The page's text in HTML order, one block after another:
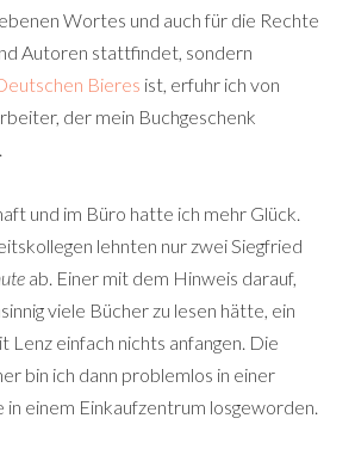
Wortes und auch für die Rechte
Autoren stattfindet, sondern
Bieres ist, erfuhr ich von
der mein Buchgeschenk
und im Büro hatte ich mehr Glück.
lehnten nur zwei Siegfried
ab. Einer mit dem Hinweis darauf,
viele Bücher zu lesen hätte, ein
Lenz einfach nichts anfangen. Die
bin ich dann problemlos in einer
in einem Einkaufzentrum losgeworden.